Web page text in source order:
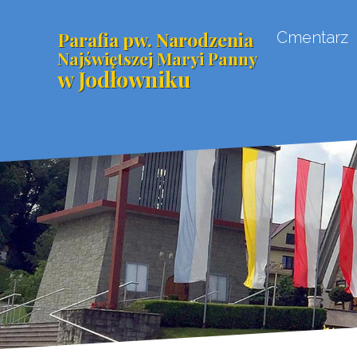
Parafia pw. Narodzenia
Najświętszej Maryi Panny
w Jodłowniku
Cmentarz